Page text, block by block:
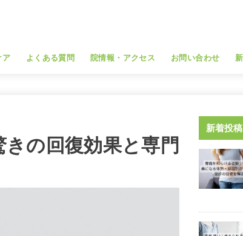
ア よくある質問 院情報・アクセス お問い合わせ
の回復効果と専門
新着投稿